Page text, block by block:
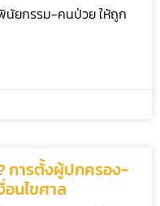
นัยกรรม-คนป่วย ให้ถูก
การตั้งผู้ปกครอง-
อนไขศาล